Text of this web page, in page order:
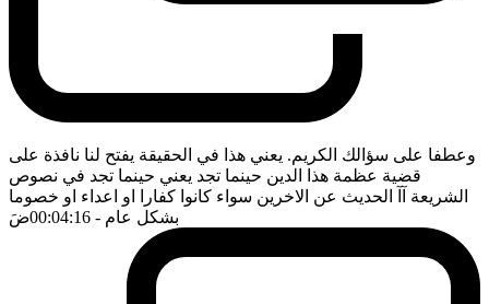
وعطفا على سؤالك الكريم. يعني هذا في الحقيقة يفتح لنا نافذة على
قضية عظمة هذا الدين حينما تجد يعني حينما تجد في نصوص
الشريعة آآ الحديث عن الاخرين سواء كانوا كفارا او اعداء او خصوما
بشكل عام - 00:04:16 ضَ